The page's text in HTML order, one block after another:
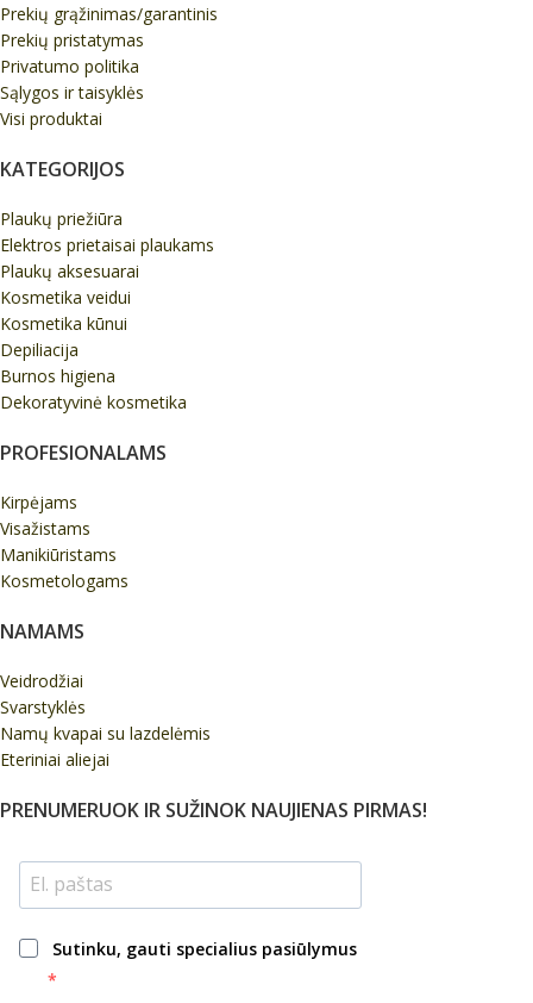
Prekių grąžinimas/garantinis
Prekių pristatymas
Privatumo politika
Sąlygos ir taisyklės
Visi produktai
KATEGORIJOS
Plaukų priežiūra
Elektros prietaisai plaukams
Plaukų aksesuarai
Kosmetika veidui
Kosmetika kūnui
Depiliacija
Burnos higiena
Dekoratyvinė kosmetika
PROFESIONALAMS
Kirpėjams
Visažistams
Manikiūristams
Kosmetologams
NAMAMS
Veidrodžiai
Svarstyklės
Namų kvapai su lazdelėmis
Eteriniai aliejai
PRENUMERUOK IR SUŽINOK NAUJIENAS PIRMAS!
Sutinku, gauti specialius pasiūlymus